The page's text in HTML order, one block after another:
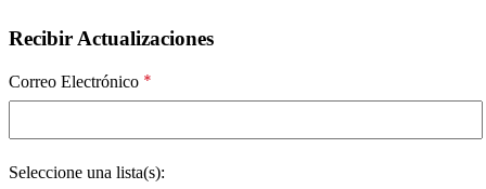
Recibir Actualizaciones
Correo Electrónico *
Seleccione una lista(s):